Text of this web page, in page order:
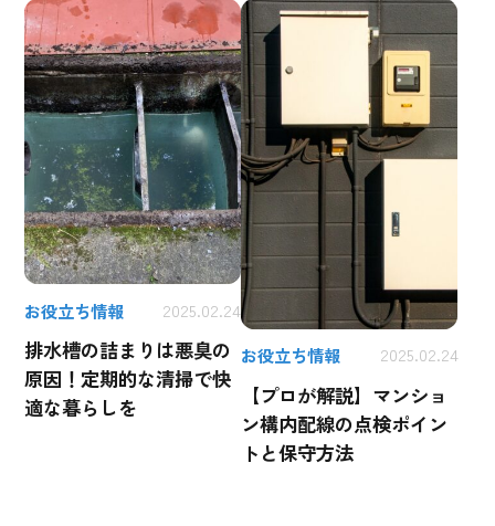
お役立ち情報 2025.02.24
排水槽の詰まりは悪臭の
原因！定期的な清掃で快
適な暮らしを
お役立ち情報 2025.02.24
【プロが解説】マンショ
ン構内配線の点検ポイン
トと保守方法